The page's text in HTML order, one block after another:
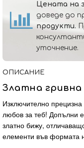
Цената на
доведе до
продукти.
уточнение.
ОПИСАНИЕ
Златна гривна
Изключително
любов за теб! Допълни
златно бижу,
елементи във формата